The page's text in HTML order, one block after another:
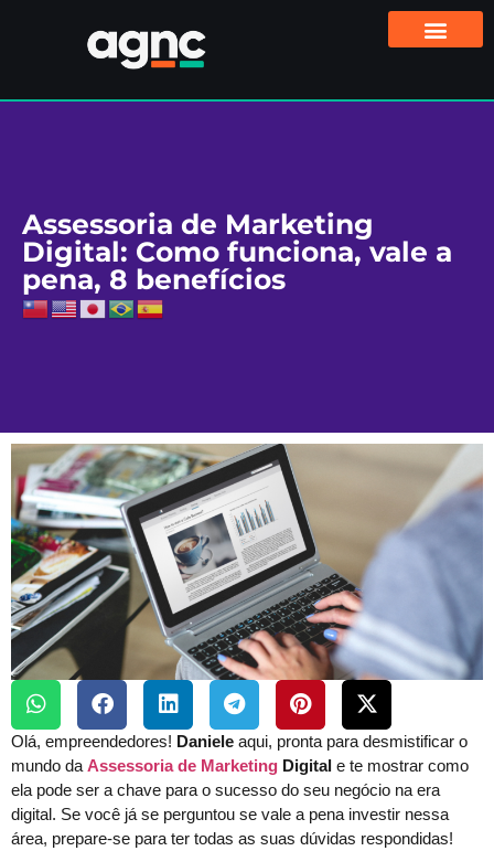
Assessoria de Marketing
Digital: Como funciona, vale a
pena, 8 benefícios
Olá, empreendedores! Daniele aqui, pronta para desmistificar o
mundo da Assessoria de Marketing Digital e te mostrar como
ela pode ser a chave para o sucesso do seu negócio na era
digital. Se você já se perguntou se vale a pena investir nessa
área, prepare-se para ter todas as suas dúvidas respondidas!